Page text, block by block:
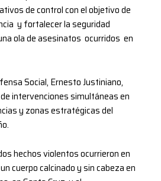
de control con el objetivo de
y fortalecer la seguridad
ola de asesinatos ocurridos en
Social, Ernesto Justiniano,
intervenciones simultáneas en
y zonas estratégicas del
hechos violentos ocurrieron en
cuerpo calcinado y sin cabeza en